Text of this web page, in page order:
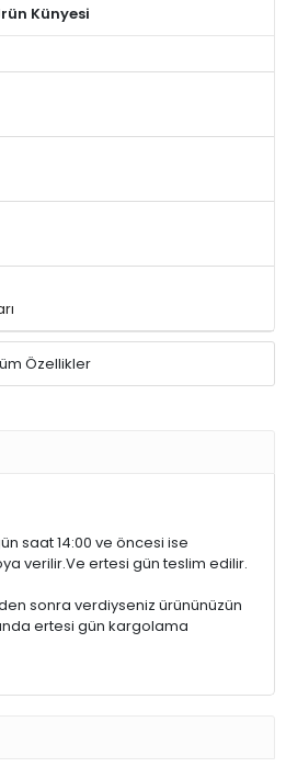
Künyesi
Özellikler
saat 14:00 ve öncesi ise
verilir.Ve ertesi gün teslim edilir.
sonra verdiyseniz ürününüzün
ertesi gün kargolama